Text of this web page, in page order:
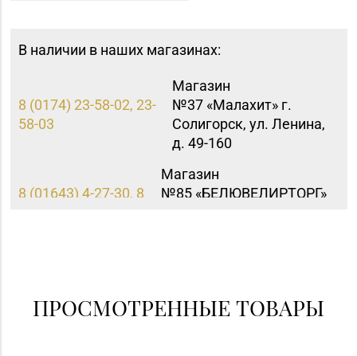
В наличии в наших магазинах:
8 (0174) 23-58-02, 23-
58-03
Магазин
№37 «Малахит» г.
Солигорск, ул. Ленина,
д. 49-160
8 (01643) 4-27-30, 8
Магазин
№85 «БЕЛЮВЕЛИРТОРГ»
ПРОСМОТРЕННЫЕ ТОВАРЫ